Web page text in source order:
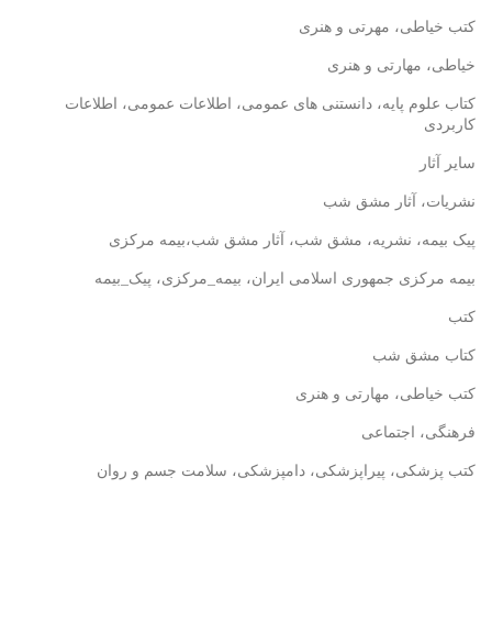
کتب خیاطی، مهرتی و هنری
خیاطی، مهارتی و هنری
کتاب علوم پایه، دانستنی های عمومی، اطلاعات عمومی، اطلاعات
کاربردی
سایر آثار
نشریات، آثار مشق شب
پیک بیمه، نشریه، مشق شب، آثار مشق شب،بیمه مرکزی
بیمه مرکزی جمهوری اسلامی ایران، بیمه_مرکزی، پیک_بیمه
کتب
کتاب مشق شب
کتب خیاطی، مهارتی و هنری
فرهنگی، اجتماعی
کتب پزشکی، پیراپزشکی، دامپزشکی، سلامت جسم و روان